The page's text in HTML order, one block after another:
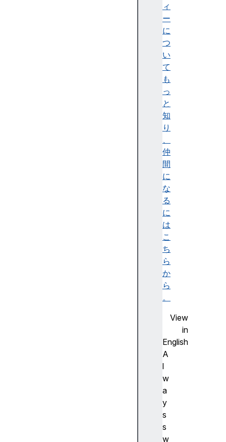
ィ
ー
に
つ
い
て
も
っ
と
知
り
、
仲
間
に
な
る
に
は
こ
ち
ら
か
ら
。
View
in
English
A
l
w
a
y
s
s
w